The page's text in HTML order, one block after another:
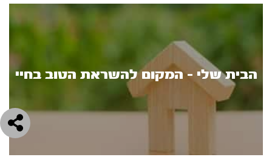
הבית שלי - המקום להשראת הטוב בחיי